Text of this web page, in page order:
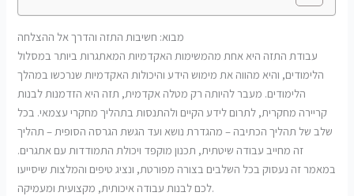
מבוא: חשיבות התזה והדרך אל ההצלחה
עבודת התזה היא אחת מהמשימות האקדמיות המאתגרות ביותר במסלול
הלימודים, והיא מהווה את מימוש הידע והיכולות האקדמיות שנרכשו במהלך
הלימודים. מעבר להיותה רק מטלה אקדמית, תזה היא הזדמנות לבנות
קריירה מחקרית, לתרום לידע הקיים ולהתנסות בתהליך מחקרי עצמאי. בכל
שלב של תהליך הכתיבה – מהגדרת נושא ועד הגשת הגרסה הסופית – תהליך
זה מחייב עבודה שיטתית, תכנון מוקפד ויכולת התמודדות עם אתגרים.
במאמר זה נעסוק בכל השלבים בצורה מפורטת, ונציג טיפים והמלצות שיסייעו
לכם לבנות עבודה איכותית, מקצועית ומעמיקה.